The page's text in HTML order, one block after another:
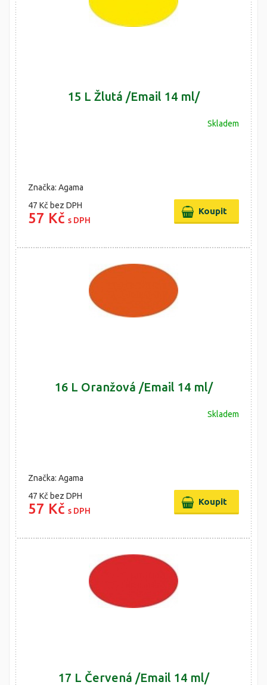
15 L Žlutá /Email 14 ml/
Skladem
Značka: Agama
47 Kč bez DPH
57 Kč s DPH
16 L Oranžová /Email 14 ml/
Skladem
Značka: Agama
47 Kč bez DPH
57 Kč s DPH
17 L Červená /Email 14 ml/